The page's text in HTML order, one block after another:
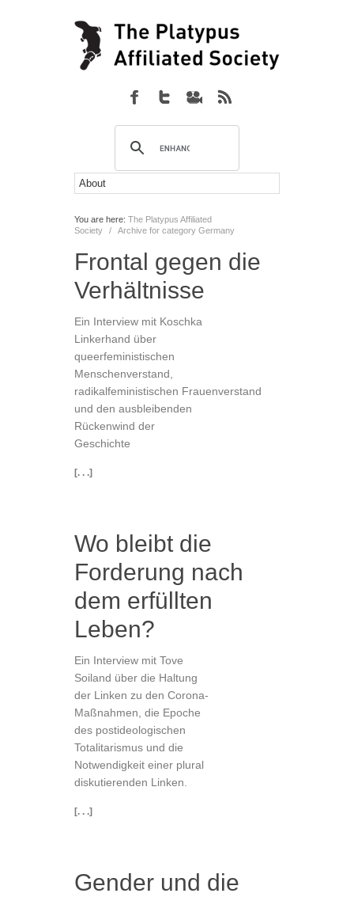
You are here: The Platypus Affiliated
Society
/ Archive for category Germany
Frontal gegen die
Verhältnisse
Ein Interview mit Koschka
Linkerhand über
queerfeministischen
Menschenverstand,
radikalfeministischen Frauenverstand
und den ausbleibenden
Rückenwind der
Geschichte
[. . .]
Wo bleibt die
Forderung nach
dem erfüllten
Leben?
Ein Interview mit Tove
Soiland über die Haltung
der Linken zu den Corona-
Maßnahmen, die Epoche
des postideologischen
Totalitarismus und die
Notwendigkeit einer plural
diskutierenden Linken.
[. . .]
Gender und die